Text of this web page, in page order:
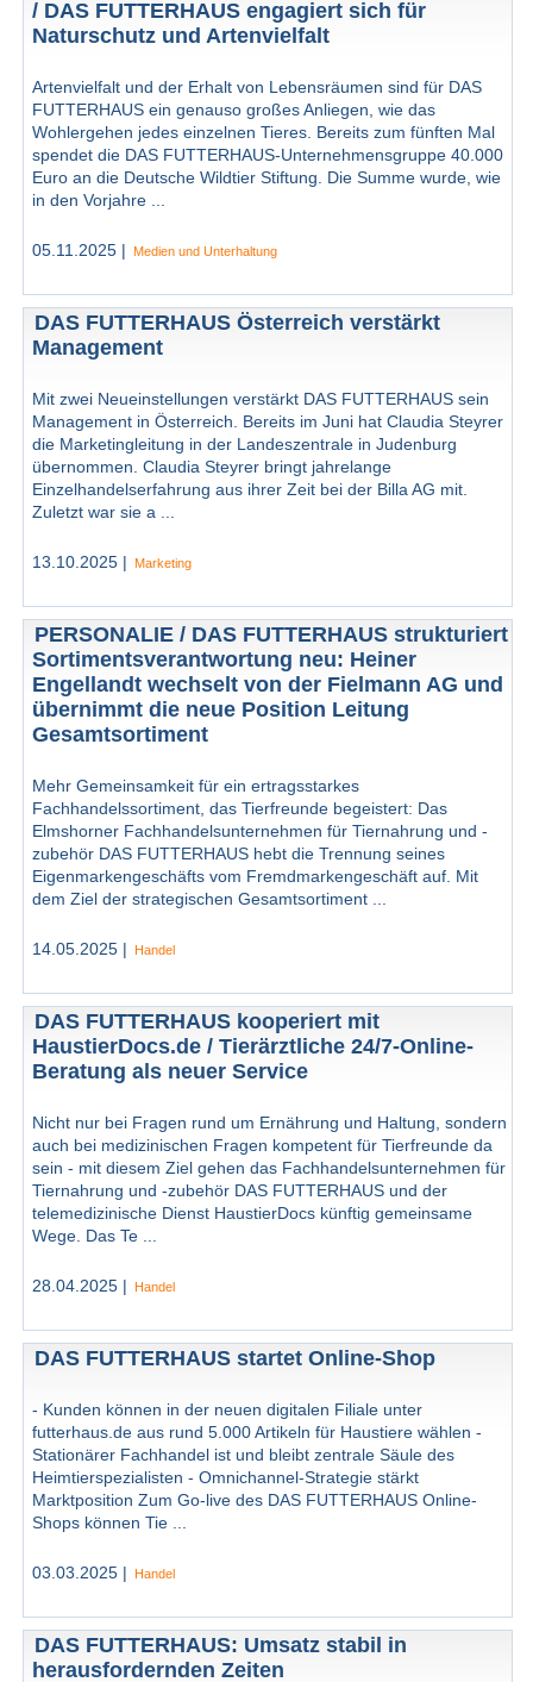
/ DAS FUTTERHAUS engagiert sich für
Naturschutz und Artenvielfalt
Artenvielfalt und der Erhalt von Lebensräumen sind für DAS
FUTTERHAUS ein genauso großes Anliegen, wie das
Wohlergehen jedes einzelnen Tieres. Bereits zum fünften Mal
spendet die DAS FUTTERHAUS-Unternehmensgruppe 40.000
Euro an die Deutsche Wildtier Stiftung. Die Summe wurde, wie
in den Vorjahre ...
05.11.2025 | Medien und Unterhaltung
DAS FUTTERHAUS Österreich verstärkt
Management
Mit zwei Neueinstellungen verstärkt DAS FUTTERHAUS sein
Management in Österreich. Bereits im Juni hat Claudia Steyrer
die Marketingleitung in der Landeszentrale in Judenburg
übernommen. Claudia Steyrer bringt jahrelange
Einzelhandelserfahrung aus ihrer Zeit bei der Billa AG mit.
Zuletzt war sie a ...
13.10.2025 | Marketing
PERSONALIE / DAS FUTTERHAUS strukturiert
Sortimentsverantwortung neu: Heiner
Engellandt wechselt von der Fielmann AG und
übernimmt die neue Position Leitung
Gesamtsortiment
Mehr Gemeinsamkeit für ein ertragsstarkes
Fachhandelssortiment, das Tierfreunde begeistert: Das
Elmshorner Fachhandelsunternehmen für Tiernahrung und -
zubehör DAS FUTTERHAUS hebt die Trennung seines
Eigenmarkengeschäfts vom Fremdmarkengeschäft auf. Mit
dem Ziel der strategischen Gesamtsortiment ...
14.05.2025 | Handel
DAS FUTTERHAUS kooperiert mit
HaustierDocs.de / Tierärztliche 24/7-Online-
Beratung als neuer Service
Nicht nur bei Fragen rund um Ernährung und Haltung, sondern
auch bei medizinischen Fragen kompetent für Tierfreunde da
sein - mit diesem Ziel gehen das Fachhandelsunternehmen für
Tiernahrung und -zubehör DAS FUTTERHAUS und der
telemedizinische Dienst HaustierDocs künftig gemeinsame
Wege. Das Te ...
28.04.2025 | Handel
DAS FUTTERHAUS startet Online-Shop
- Kunden können in der neuen digitalen Filiale unter
futterhaus.de aus rund 5.000 Artikeln für Haustiere wählen -
Stationärer Fachhandel ist und bleibt zentrale Säule des
Heimtierspezialisten - Omnichannel-Strategie stärkt
Marktposition Zum Go-live des DAS FUTTERHAUS Online-
Shops können Tie ...
03.03.2025 | Handel
DAS FUTTERHAUS: Umsatz stabil in
herausfordernden Zeiten